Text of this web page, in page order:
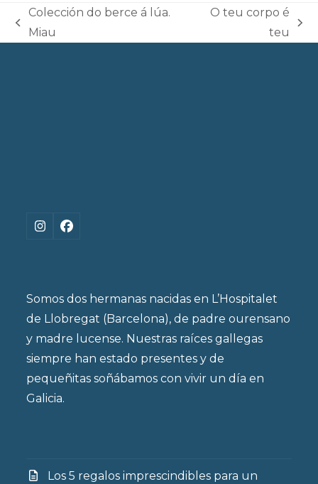
previous
Colección do berce á lúa.
Miau
O teu corpo é
teu
Instagram
Facebook
Somos dos hermanas nacidas en L’Hospitalet
de Llobregat (Barcelona), de padre ourensano
y madre lucense. Nuestras raíces gallegas
siempre han estado presentes y de
pequeñitas soñábamos con vivir un día en
Galicia.
Los 5 regalos imprescindibles para un